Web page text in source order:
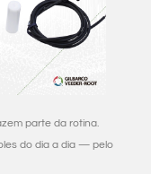
parte da rotina.
do dia a dia — pelo